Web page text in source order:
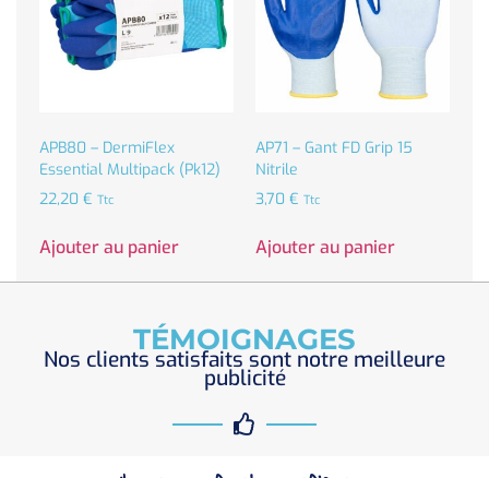
APB80 – DermiFlex
Essential Multipack (Pk12)
22,20 € Ttc
Ajouter au panier
AP71 – Gant FD Grip 15
Nitrile
3,70 € Ttc
Ajouter au panier
TÉMOIGNAGES
Nos clients satisfaits sont notre meilleure
publicité